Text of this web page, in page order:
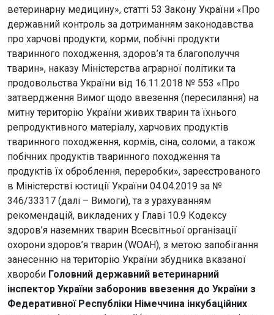
ветеринарну медицину», статті 53 Закону України «Про
державний контроль за дотриманням законодавства
про харчові продукти, корми, побічні продукти
тваринного походження, здоров’я та благополуччя
тварин», наказу Міністерства аграрної політики та
продовольства України від 16.11.2018 № 553 «Про
затвердження Вимог щодо ввезення (пересилання) на
митну територію України живих тварин та їхнього
репродуктивного матеріалу, харчових продуктів
тваринного походження, кормів, сіна, соломи, а також
побічних продуктів тваринного походження та
продуктів їх оброблення, переробки», зареєстрованого
в Міністерстві юстиції України 04.04.2019 за №
346/33317 (далі – Вимоги), та з урахуванням
рекомендацій, викладених у Главі 10.9 Кодексу
здоров’я наземних тварин Всесвітньої організації
охорони здоров’я тварин (WOAH), з метою запобігання
занесенню на територію України збудника вказаної
хвороби Головний державний ветеринарний
інспектор України заборонив ввезення до України з
Федеративної Республіки Німеччина інкубаційних